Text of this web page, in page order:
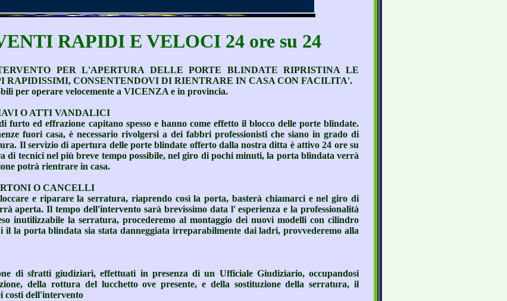
RAPIDI E VELOCI 24 ore su 24
PER L'APERTURA DELLE PORTE BLINDATE RIPRISTINA LE
RAPIDISSIMI, CONSENTENDOVI DI RIENTRARE IN CASA CON FACILITA'.
per operare velocemente a VICENZA e in provincia.
O ATTI VANDALICI
ed effrazione capitano spesso e hanno come effetto il blocco delle porte blindate.
fuori casa, è necessario rivolgersi a dei fabbri professionisti che siano in grado di
Il servizio di apertura delle porte blindate offerto dalla nostra ditta è attivo 24 ore su
di tecnici nel più breve tempo possibile, nel giro di pochi minuti, la porta blindata verrà
potrà rientrare in casa.
O CANCELLI
e riparare la serratura, riaprendo così la porta, basterà chiamarci e nel giro di
aperta. Il tempo dell'intervento sarà brevissimo data l' esperienza e la professionalità
inutilizzabile la serratura, procederemo al montaggio dei nuovi modelli con cilindro
il la porta blindata sia stata danneggiata irreparabilmente dai ladri, provvederemo alla
di sfratti giudiziari, effettuati in presenza di un Ufficiale Giudiziario, occupandosi
della rottura del lucchetto ove presente, e della sostituzione della serratura, il
costi dell'intervento